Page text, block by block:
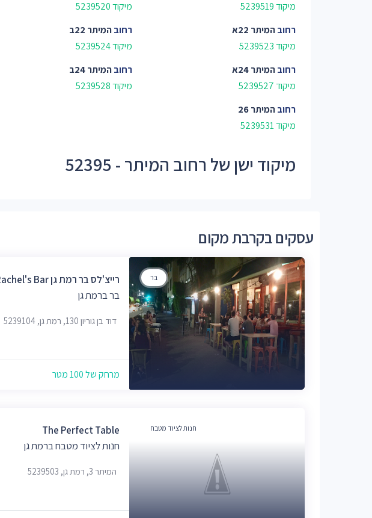
מיקוד 5239519
מיקוד 5239520
רחובהמיתר 22א
מיקוד 5239523
רחובהמיתר 22ב
מיקוד 5239524
רחובהמיתר 24א
מיקוד 5239527
רחובהמיתר 24ב
מיקוד 5239528
רחובהמיתר 26
מיקוד 5239531
מיקוד ישן של רחוב המיתר - 52395
עסקים בקרבת מקום
בר
רייצ'לס בר רמת גן Rachel's Bar
בר ברמת גן
דוד בן גוריון 130, רמת גן, 5239104
מרחק של 100 מטר
חנות לציוד מטבח
The Perfect Table
חנות לציוד מטבח ברמת גן
המיתר 3, רמת גן, 5239503